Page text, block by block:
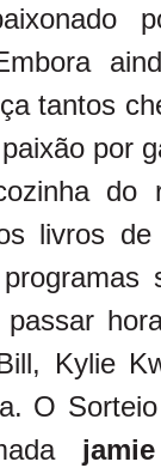
tantos
por
do
livros
Kylie
O